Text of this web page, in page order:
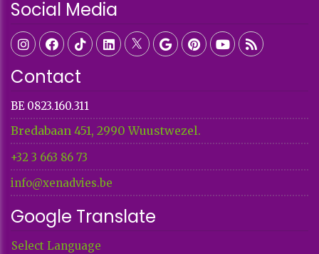
Social Media
Contact
BE 0823.160.311
Bredabaan 451, 2990 Wuustwezel.
+32 3 663 86 73​​​​​​​
info@xenadvies.be
Google Translate
Select Language